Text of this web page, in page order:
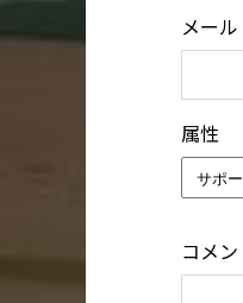
メール
属性
コメン